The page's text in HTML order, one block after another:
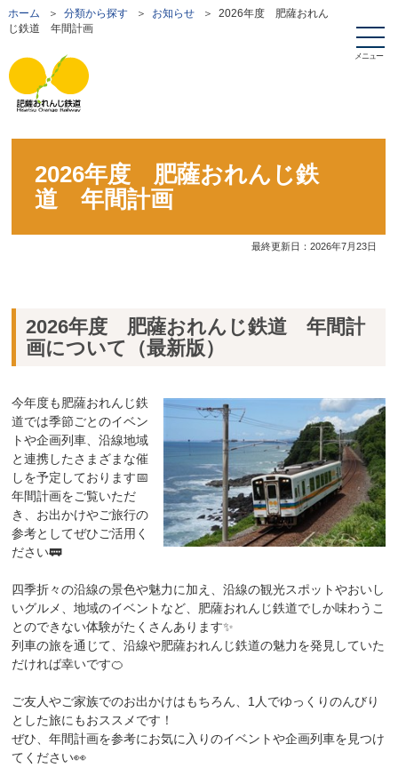
ホーム ＞ 分類から探す＞ お知らせ＞ 2026年度 肥薩おれん
じ鉄道 年間計画
メニュー
2026年度 肥薩おれんじ鉄
道 年間計画
最終更新日：2026年7月23日
2026年度 肥薩おれんじ鉄道 年間計
画について（最新版）
今年度も肥薩おれんじ鉄
道では季節ごとのイベン
トや企画列車、沿線地域
と連携したさまざまな催
しを予定しております📅
年間計画をご覧いただ
き、お出かけやご旅行の
参考としてぜひご活用く
ださい🚃
四季折々の沿線の景色や魅力に加え、沿線の観光スポットやおいし
いグルメ、地域のイベントなど、肥薩おれんじ鉄道でしか味わうこ
とのできない体験がたくさんあります✨
列車の旅を通じて、沿線や肥薩おれんじ鉄道の魅力を発見していた
だければ幸いです🍊
ご友人やご家族でのお出かけはもちろん、1人でゆっくりのんびり
とした旅にもおススメです！
ぜひ、年間計画を参考にお気に入りのイベントや企画列車を見つけ
てください👀